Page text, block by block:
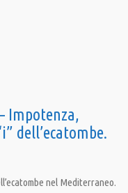
Impotenza,
dell’ecatombe.
nel Mediterraneo.